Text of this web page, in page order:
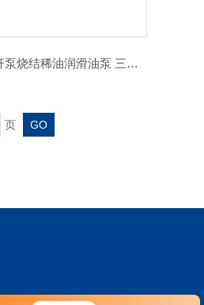
3G50*2W2螺杆泵烧结稀油润滑油泵 三螺杆泵
页